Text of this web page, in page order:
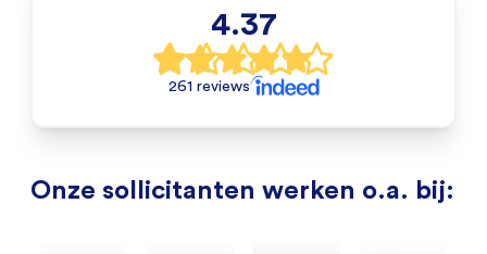
4.37
261 reviews
Onze sollicitanten werken o.a. bij: